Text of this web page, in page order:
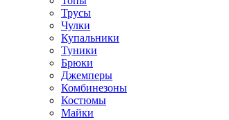
Трусы
Чулки
Купальники
Туники
Брюки
Джемперы
Комбинезоны
Костюмы
Майки